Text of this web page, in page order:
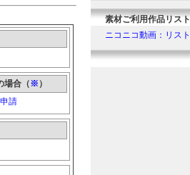
場合（※ ）
請
『人間系音』2音追加
『環境系音』6音追加
『動物系音』6音追加
素材ご利用作品リスト
ニコニコ動画：リスト